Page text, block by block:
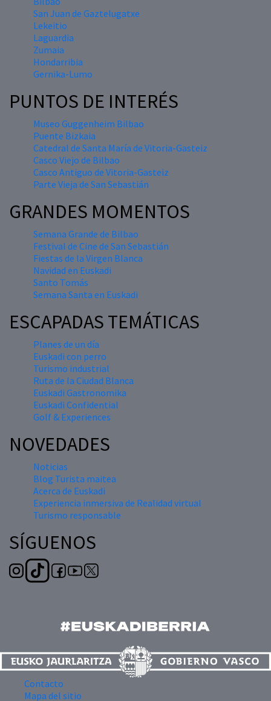
San Juan de Gaztelugatxe
Lekeitio
Laguardia
Zumaia
Hondarribia
Gernika-Lumo
PUNTOS DE INTERÉS
Museo Guggenheim Bilbao
Puente Bizkaia
Catedral de Santa María de Vitoria-Gasteiz
Casco Viejo de Bilbao
Casco Antiguo de Vitoria-Gasteiz
Parte Vieja de San Sebastián
GRANDES MOMENTOS
Semana Grande de Bilbao
Festival de Cine de San Sebastián
Fiestas de la Virgen Blanca
Navidad en Euskadi
Santo Tomás
Semana Santa en Euskadi
ESCAPADAS TEMÁTICAS
Planes de un día
Euskadi con perro
Turismo industrial
Ruta de la Ciudad Blanca
Euskadi Gastronomika
Euskadi Confidential
Golf & Experiences
NOVEDADES
Noticias
Blog Turista maitea
Acerca de Euskadi
Experiencia inmersiva de Realidad virtual
Turismo responsable
SÍGUENOS
Contacto
Mapa del sitio